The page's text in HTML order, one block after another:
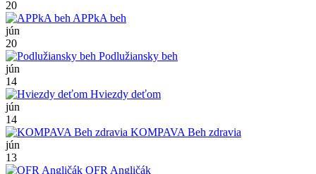
20
APPkA beh
jún
20
Podlužiansky beh
jún
14
Hviezdy deťom
jún
14
KOMPAVA Beh zdravia
jún
13
OFR Angličák